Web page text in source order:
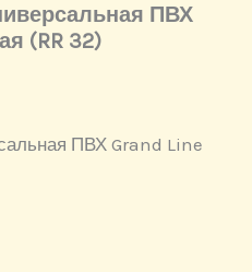
ПВХ
(RR 32)
ПВХ Grand Line